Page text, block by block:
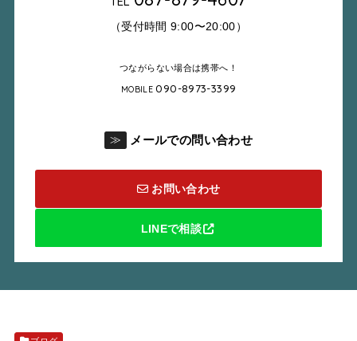
（受付時間 9:00〜20:00）
つながらない場合は携帯へ！
MOBILE090-8973-3399
≫ メールでの問い合わせ
お問い合わせ
LINEで相談